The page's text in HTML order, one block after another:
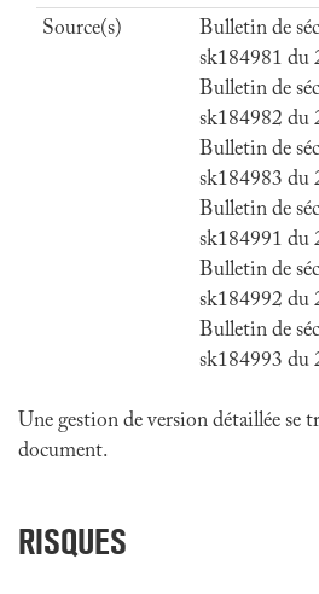
Source(s)
Bulletin de
sk184981 du
Bulletin de
sk184982 du
Bulletin de
sk184983 du
Bulletin de
sk184991 du
Bulletin de
sk184992 du
Bulletin de
sk184993 du
Une gestion de version détaillée se
document.
RISQUES